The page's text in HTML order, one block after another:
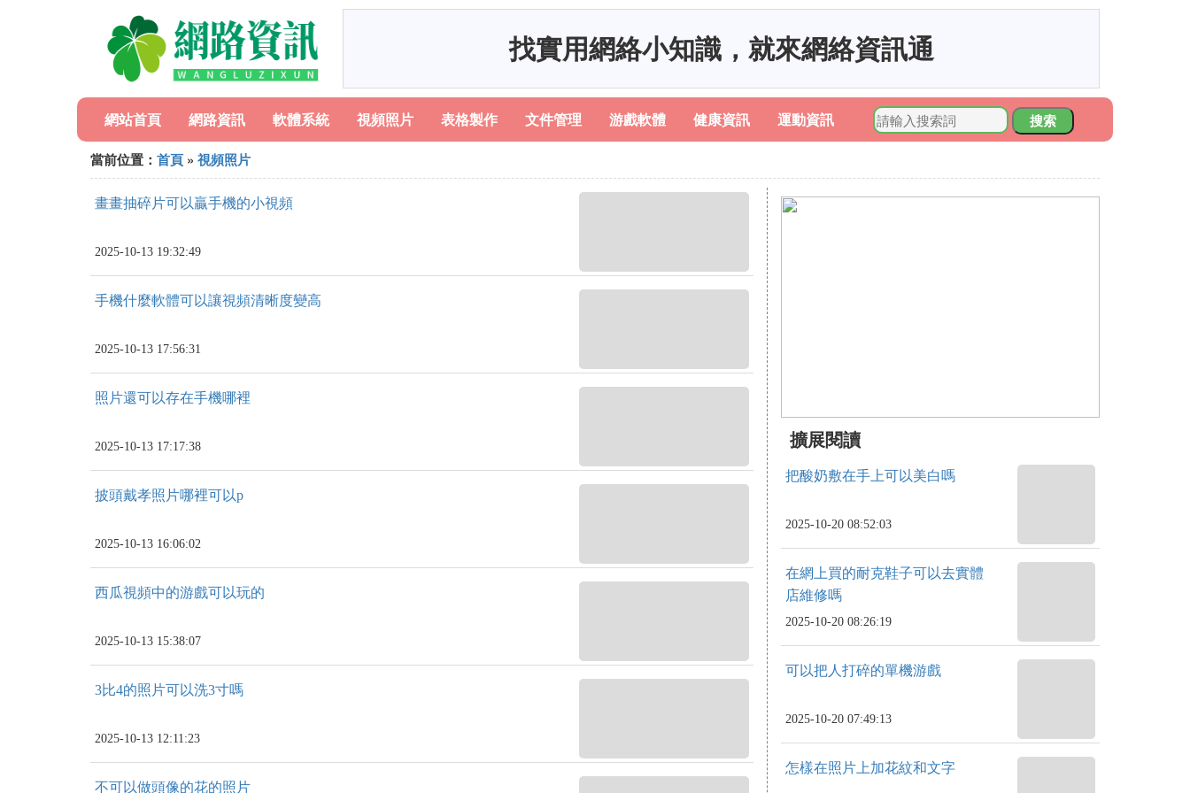
找實用網絡小知識，就來網絡資訊通
網站首頁 網路資訊 軟體系統 視頻照片 表格製作 文件管理 游戲軟體 健康資訊 運動資訊
搜索
當前位置： 首頁 » 視頻照片
畫畫抽碎片可以贏手機的小視頻
2025-10-13 19:32:49
手機什麼軟體可以讓視頻清晰度變高
2025-10-13 17:56:31
照片還可以存在手機哪裡
2025-10-13 17:17:38
披頭戴孝照片哪裡可以p
2025-10-13 16:06:02
西瓜視頻中的游戲可以玩的
2025-10-13 15:38:07
3比4的照片可以洗3寸嗎
2025-10-13 12:11:23
不可以做頭像的花的照片
擴展閱讀
把酸奶敷在手上可以美白嗎
2025-10-20 08:52:03
在網上買的耐克鞋子可以去實體
店維修嗎
2025-10-20 08:26:19
可以把人打碎的單機游戲
2025-10-20 07:49:13
怎樣在照片上加花紋和文字